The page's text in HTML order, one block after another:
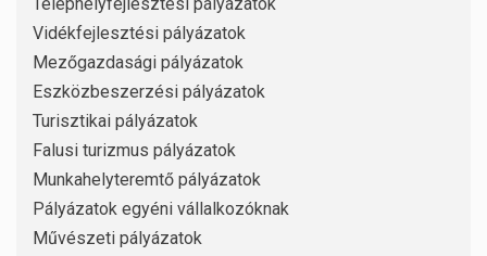
Vidékfejlesztési pályázatok
Mezőgazdasági pályázatok
Eszközbeszerzési pályázatok
Turisztikai pályázatok
Falusi turizmus pályázatok
Munkahelyteremtő pályázatok
Pályázatok egyéni vállalkozóknak
Művészeti pályázatok